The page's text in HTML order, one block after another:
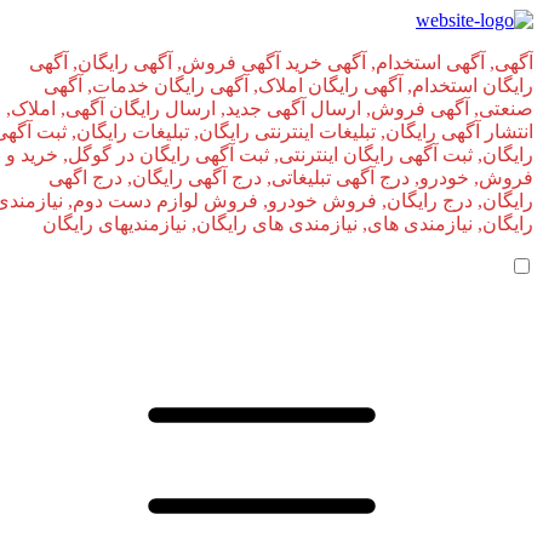
آگهی, آگهی استخدام, آگهی خرید آگهی فروش, آگهی رایگان, آگهی
رایگان استخدام, آگهی رایگان املاک, آگهی رایگان خدمات, آگهی
صنعتی, آگهی فروش, ارسال آگهی جدید, ارسال رایگان آگهی, املاک,
انتشار آگهی رایگان, تبلیغات اینترنتی رایگان, تبلیغات رایگان, ثبت آگهی
رایگان, ثبت آگهی رایگان اینترنتی, ثبت آگهی رایگان در گوگل, خرید و
فروش, خودرو, درج آگهی تبلیغاتی, درج آگهی رایگان, درج اگهی
رایگان, درج رایگان, فروش خودرو, فروش لوازم دست دوم, نیازمندی
رایگان, نیازمندی های, نیازمندی‌ های رایگان, نیازمندیهای رایگان